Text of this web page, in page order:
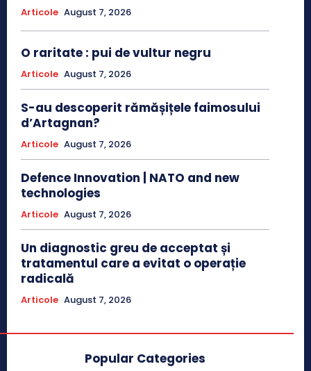
Articole August 7, 2026
O raritate : pui de vultur negru
Articole August 7, 2026
S-au descoperit rămășițele faimosului
d’Artagnan?
Articole August 7, 2026
Defence Innovation | NATO and new
technologies
Articole August 7, 2026
Un diagnostic greu de acceptat și
tratamentul care a evitat o operație
radicală
Articole August 7, 2026
Popular Categories